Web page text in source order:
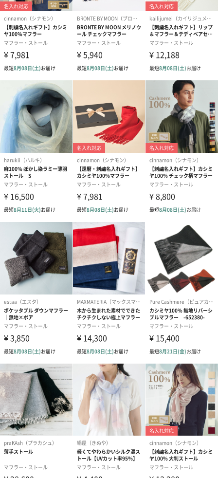
コーラルピンクチェック
アーバンイエロー
ロイヤルブラック
イエローウォッチ
お手入れ方法
バイヤーのカシミヤは他社のカシミヤ製品より繊維が細いものを
使用しております。マフラーやストールを長時間連続して使うの
洗濯について手洗いも可能ですが、信頼のおけるクリーニング屋
でのドライクリーニングをおすすめします。シーズンオフには一
度クリーニングに出した後、ジップ付きの袋に入れてください。
乾燥剤、防虫剤も一緒に入れて保管すると次のシーズンも快適に
お使いいただけます。
名入れ刺繍ができます
名入れ刺繍ができるので、世界に一つだけのカシミヤストールを
プレゼントすることができます。
※発送状況によりお選びいただけない場合がございます。オプシ
ョン選択画面にてご確認ください。